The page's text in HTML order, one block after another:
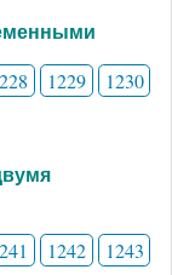
1229
1230
1242
1243